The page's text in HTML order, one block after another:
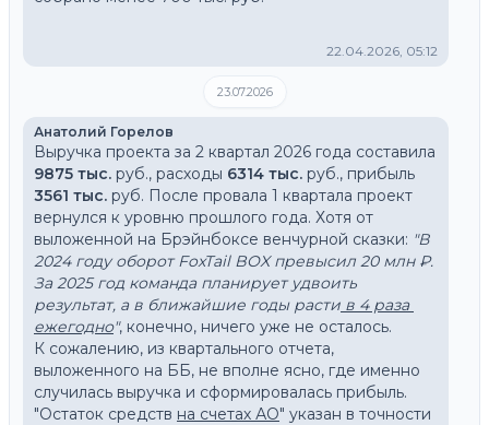
22.04.2026, 05:12
23.07.2026
Анатолий Горелов
9875 тыс. руб., расходы 6314 тыс. руб., прибыль
3561 тыс. руб. После провала 1 квартала проект
вернулся к уровню прошлого года. Хотя от
выложенной на Брэйнбоксе венчурной сказки: "В
2024 году оборот FoxTail BOX превысил 20 млн ₽.
За 2025 год команда планирует удвоить
результат, а в ближайшие годы расти в 4 раза
ежегодно", конечно, ничего уже не осталось.
К сожалению, из квартального отчета,
выложенного на ББ, не вполне ясно, где именно
случилась выручка и сформировалась прибыль.
"Остаток средств на счетах АО" указан в точности